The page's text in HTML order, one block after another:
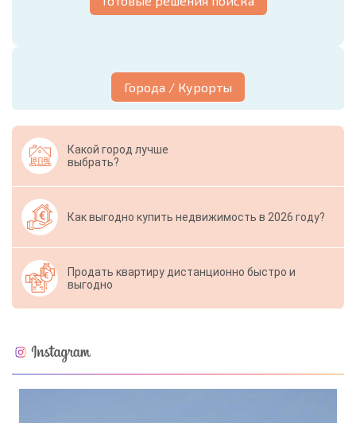
Города / Курорты
Какой город лучше
выбрать?
Как выгодно купить недвижимость в 2026 году?
Продать квартиру дистанционно быстро и
выгодно